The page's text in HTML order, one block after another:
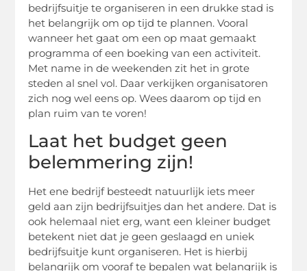
bedrijfsuitje te organiseren in een drukke stad is
het belangrijk om op tijd te plannen. Vooral
wanneer het gaat om een op maat gemaakt
programma of een boeking van een activiteit.
Met name in de weekenden zit het in grote
steden al snel vol. Daar verkijken organisatoren
zich nog wel eens op. Wees daarom op tijd en
plan ruim van te voren!
Laat het budget geen
belemmering zijn!
Het ene bedrijf besteedt natuurlijk iets meer
geld aan zijn bedrijfsuitjes dan het andere. Dat is
ook helemaal niet erg, want een kleiner budget
betekent niet dat je geen geslaagd en uniek
bedrijfsuitje kunt organiseren. Het is hierbij
belangrijk om vooraf te bepalen wat belangrijk is